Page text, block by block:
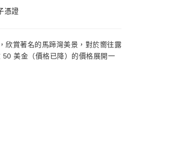
憑證
欣賞著名的馬蹄灣美景，對於嚮往露
美金（價格已降）的價格展開一